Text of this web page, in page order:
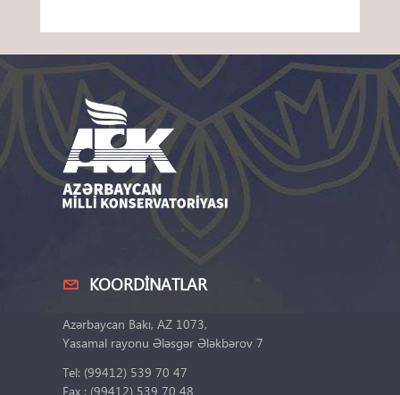
KOORDINATLAR
Azərbaycan Bakı, AZ 1073,
Yasamal rayonu Ələsgər Ələkbərov 7
Tel: (99412) 539 70 47
Fax : (99412) 539 70 48